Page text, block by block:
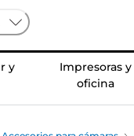
y
Impresoras y
oficina